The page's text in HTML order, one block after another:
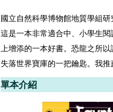
國立自然科學博物館地質學組
這是一本非常適合中、小學生
上增添的一本好書。恐龍之所
失落世界寶庫的一把鑰匙。我
單本介紹